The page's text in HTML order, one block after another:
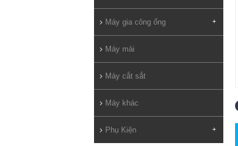
Máy gia công ống +
Máy mài
Máy cắt sắt
Máy khác
Phụ Kiện +